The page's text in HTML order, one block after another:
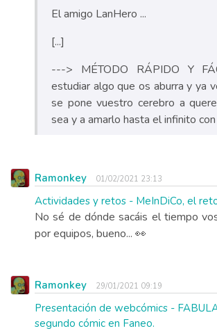
El amigo LanHero ...
[...]
---> MÉTODO RÁPIDO Y
estudiar algo que os aburra y ya
se pone vuestro cerebro a
sea y a amarlo hasta el infinito
Ramonkey 01/02/2021 23:13
Actividades y retos - MeInDiCo, el
No sé de dónde sacáis el tiempo
por equipos, bueno... 👀
Ramonkey 29/01/2021 09:19
Presentación de webcómics -
segundo cómic en Faneo.